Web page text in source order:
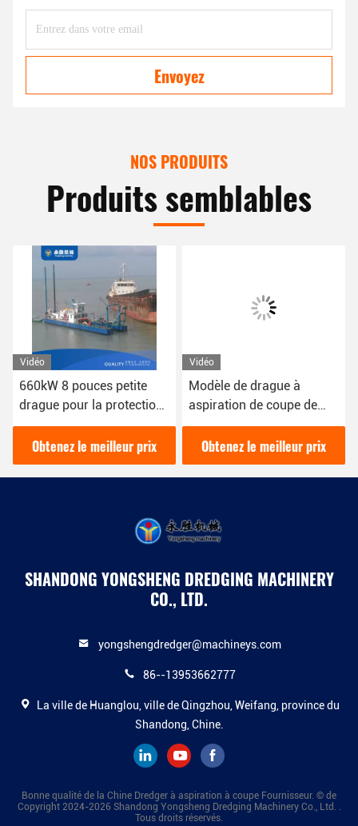
Envoyez
NOS PRODUITS
Produits semblables
Vidéo
660kW 8 pouces petite
drague pour la protection
de l'environnement de
drague de rivière urbaine
Obtenez le meilleur prix
Vidéo
Modèle de drague à
aspiration de coupe de
tuyaux de 12 pouces avec
une puissance de 200
mètres cubes par heure
Obtenez le meilleur prix
SHANDONG YONGSHENG DREDGING MACHINERY
CO., LTD.
yongshengdredger@machineys.com
86--13953662777
La ville de Huanglou, ville de Qingzhou, Weifang, province du
Shandong, Chine.
Bonne qualité de la Chine Dredger à aspiration à coupe Fournisseur. © de
Copyright 2024-2026 Shandong Yongsheng Dredging Machinery Co., Ltd. .
Tous droits réservés.